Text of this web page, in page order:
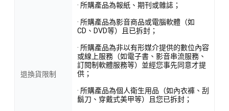
退換貨限制
· 所購產品為報紙、期刊或雜誌；
· 所購產品為影音商品或電腦軟體（如
CD、DVD等）且已拆封；
· 所購產品為非以有形媒介提供的數位內容
或線上服務（如電子書、影音串流服務、
訂閱制軟體服務等）並經您事先同意才提
供；
· 所購產品為個人衛生用品（如內衣褲、刮
鬍刀、穿戴式美甲等）且您已拆封；